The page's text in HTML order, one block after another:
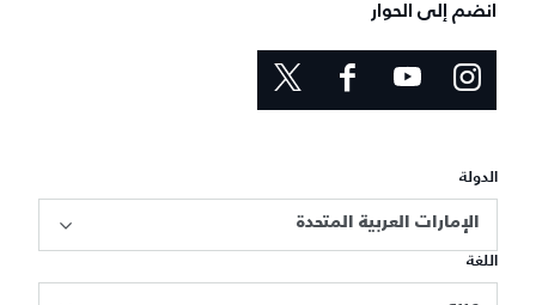
انضم إلى الحوار
الدولة
الإمارات العربية المتحدة
اللغة